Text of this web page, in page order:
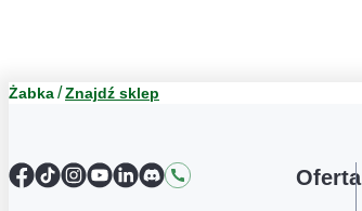
Żabka Znajdź sklep
Facebook
TikTokInstagram
YouTube
LinkedIn
DiscordKontakt Oferta